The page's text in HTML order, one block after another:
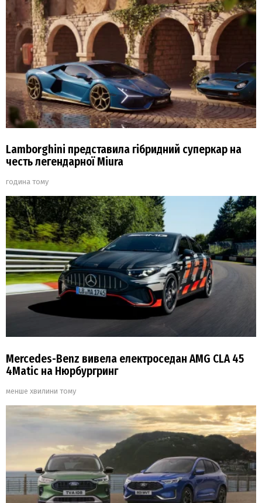
Lamborghini представила гібридний суперкар на
честь легендарної Miura
година тому
Mercedes-Benz вивела електроседан AMG CLA 45
4Matic на Нюрбургринг
менше хвилини тому